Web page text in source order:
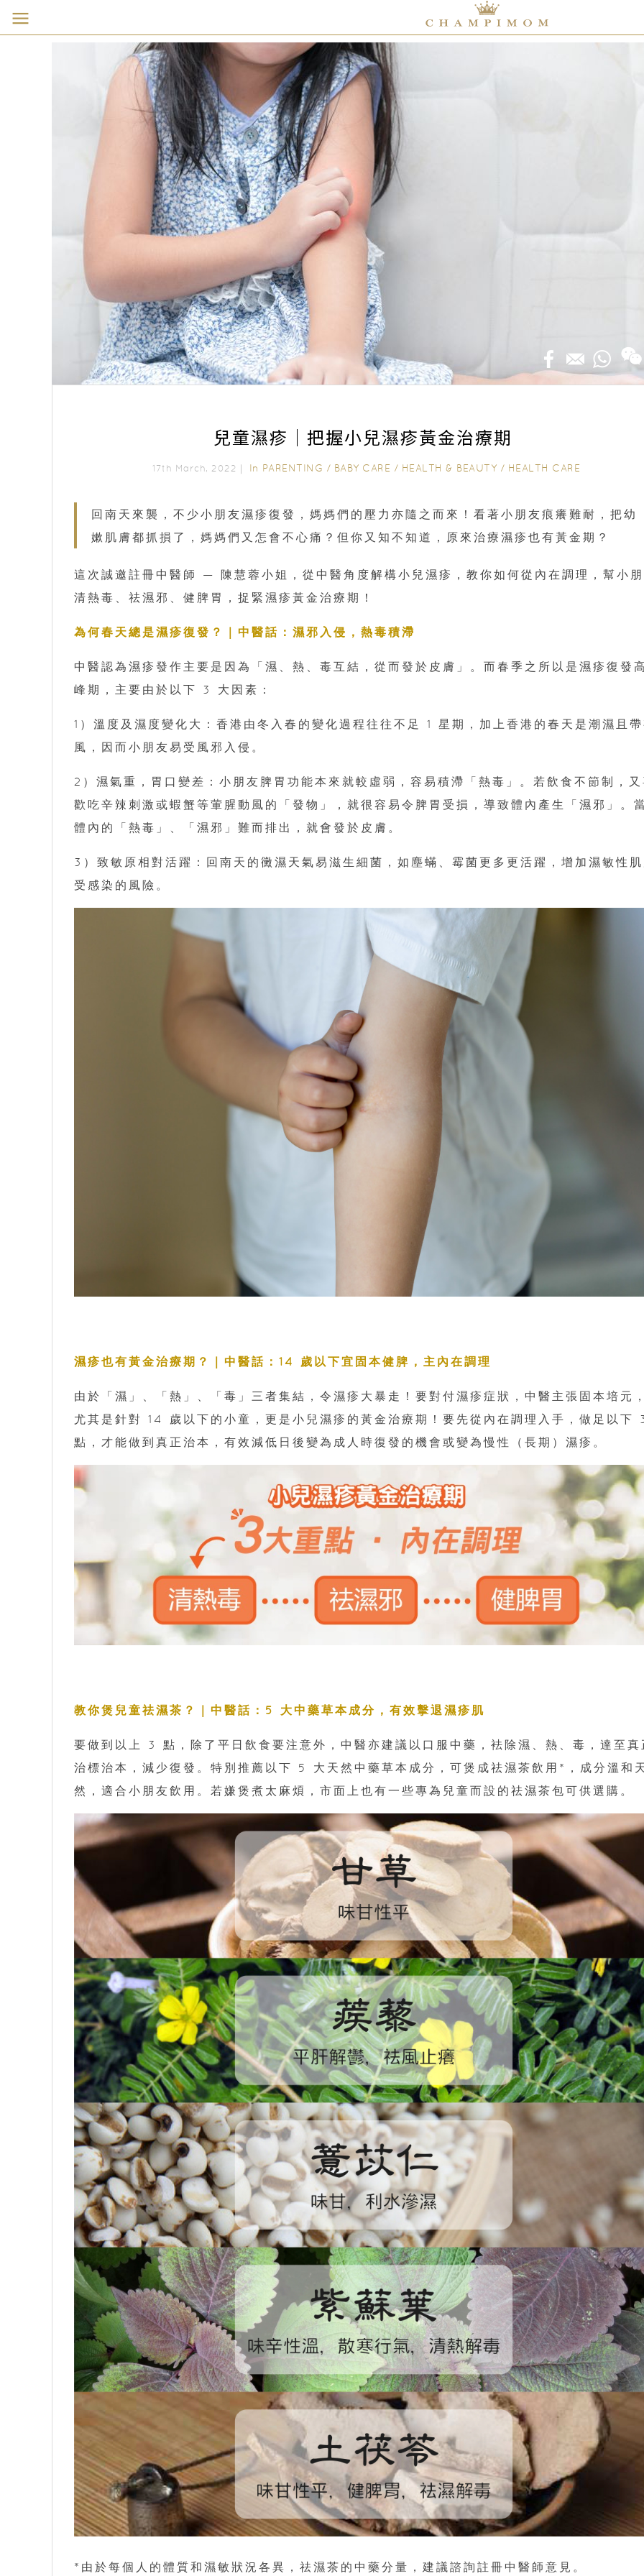
兒童濕疹｜把握小兒濕疹黃金治療期
17th March, 2022｜ In PARENTING / BABY CARE / HEALTH & BEAUTY / HEALTH CARE
回南天來襲，不少小朋友濕疹復發，媽媽們的壓力亦隨之而來！看著小朋友痕癢難耐，把幼
嫰肌膚都抓損了，媽媽們又怎會不心痛？但你又知不知道，原來治療濕疹也有黃金期？
這次誠邀註冊中醫師 — 陳慧蓉小姐，從中醫角度解構小兒濕疹，教你如何從內在調理，幫小
清熱毒、祛濕邪、健脾胃，捉緊濕疹黃金治療期！
為何春天總是濕疹復發？｜中醫話：濕邪入侵，熱毒積滯
中醫認為濕疹發作主要是因為「濕、熱、毒互結，從而發於皮膚」。而春季之所以是濕疹復發
峰期，主要由於以下 3 大因素：
1）溫度及濕度變化大：香港由冬入春的變化過程往往不足 1 星期，加上香港的春天是潮濕且
風，因而小朋友易受風邪入侵。
2）濕氣重，胃口變差：小朋友脾胃功能本來就較虛弱，容易積滯「熱毒」。若飲食不節制，
歡吃辛辣刺激或蝦蟹等葷腥動風的「發物」，就很容易令脾胃受損，導致體內產生「濕邪」。
體內的「熱毒」、「濕邪」難而排出，就會發於皮膚。
3）致敏原相對活躍：回南天的黴濕天氣易滋生細菌，如塵蟎、霉菌更多更活躍，增加濕敏性
受感染的風險。
濕疹也有黃金治療期？｜中醫話：14 歲以下宜固本健脾，主內在調理
由於「濕」、「熱」、「毒」三者集結，令濕疹大暴走！要對付濕疹症狀，中醫主張固本培元
尤其是針對 14 歲以下的小童，更是小兒濕疹的黃金治療期！要先從內在調理入手，做足以下
點，才能做到真正治本，有效減低日後變為成人時復發的機會或變為慢性（長期）濕疹。
教你煲兒童祛濕茶？｜中醫話：5 大中藥草本成分，有效擊退濕疹肌
要做到以上 3 點，除了平日飲食要注意外，中醫亦建議以口服中藥，袪除濕、熱、毒，達至真
治標治本，減少復發。特別推薦以下 5 大天然中藥草本成分，可煲成祛濕茶飲用*，成分溫和
然，適合小朋友飲用。若嫌煲煮太麻煩，市面上也有一些專為兒童而設的祛濕茶包可供選購。
*由於每個人的體質和濕敏狀況各異，祛濕茶的中藥分量，建議諮詢註冊中醫師意見。